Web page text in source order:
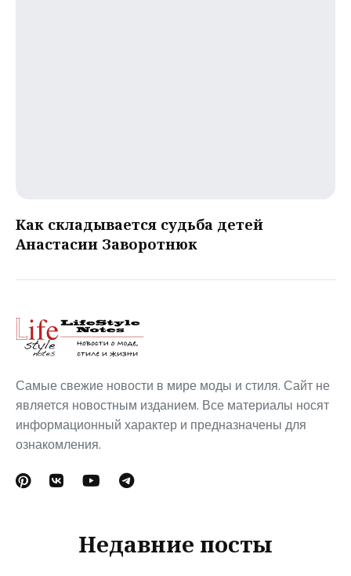
Как складывается судьба детей
Анастасии Заворотнюк
Самые свежие новости в мире моды и стиля. Сайт не
является новостным изданием. Все материалы носят
информационный характер и предназначены для
ознакомления.
Недавние посты